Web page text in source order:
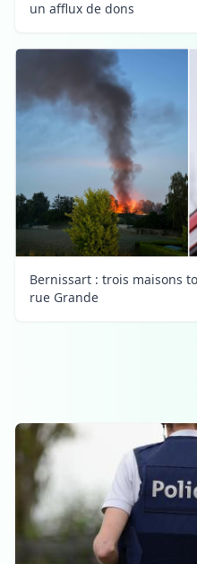
un afflux de dons
Bernissart : trois maisons
rue Grande